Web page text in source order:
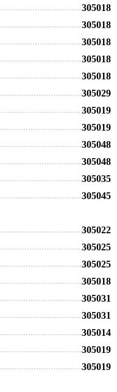
305018
305018
305018
305018
305018
305029
305019
305019
305048
305048
305035
305045
305022
305025
305025
305018
305031
305031
305014
305019
305019